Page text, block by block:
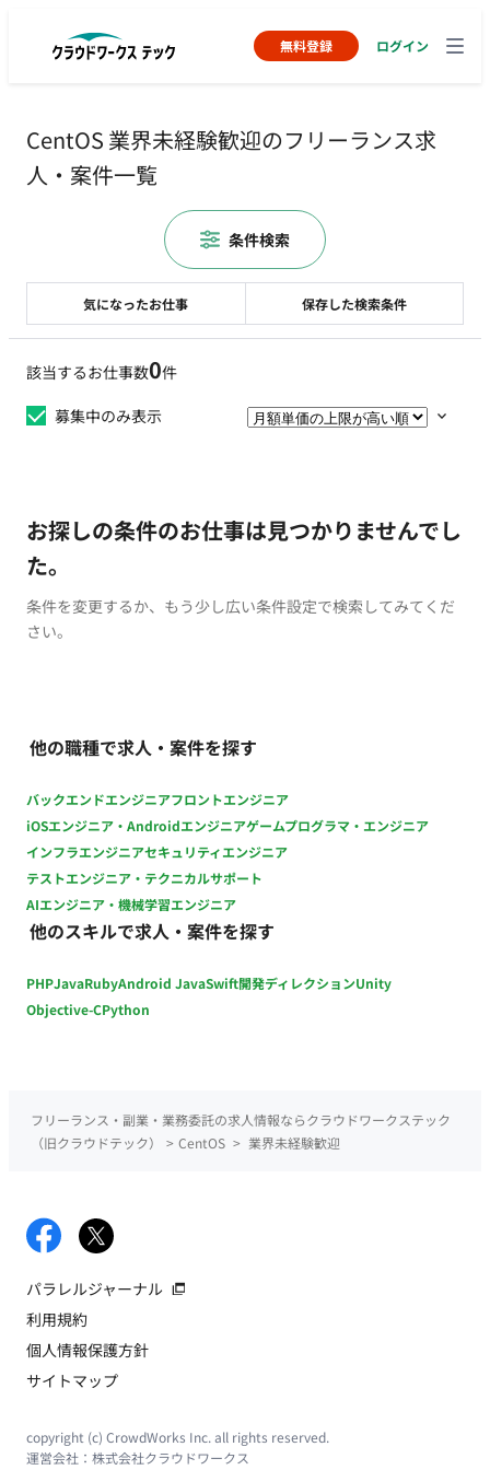
無料登録 ログイン
CentOS 業界未経験歓迎のフリーランス求
人・案件一覧
該当するお仕事数0件
募集中のみ表示
お探しの条件のお仕事は見つかりませんでし
た。
条件を変更するか、もう少し広い条件設定で検索してみてくだ
さい。
他の職種で求人・案件を探す
バックエンドエンジニアフロントエンジニア
iOSエンジニア・Androidエンジニアゲームプログラマ・エンジニア
インフラエンジニアセキュリティエンジニア
テストエンジニア・テクニカルサポート
AIエンジニア・機械学習エンジニア
他のスキルで求人・案件を探す
PHPJavaRubyAndroid JavaSwift開発ディレクションUnity
Objective-CPython
気になったお仕事 保存した検索条件
条件検索
フリーランス・副業・業務委託の求人情報ならクラウドワークステック
（旧クラウドテック）
> CentOS > 業界未経験歓迎
パラレルジャーナル
利用規約
個人情報保護方針
サイトマップ
copyright (c) CrowdWorks Inc. all rights reserved.
運営会社： 株式会社クラウドワークス